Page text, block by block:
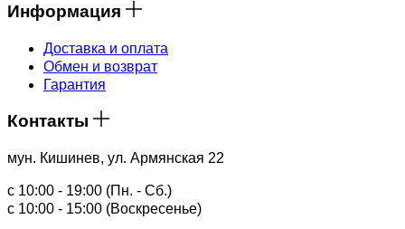
Информация
Доставка и оплата
Обмен и возврат
Гарантия
Контакты
мун. Кишинев, ул. Армянская 22
с 10:00 - 19:00 (Пн. - Сб.)
с 10:00 - 15:00 (Воскресенье)